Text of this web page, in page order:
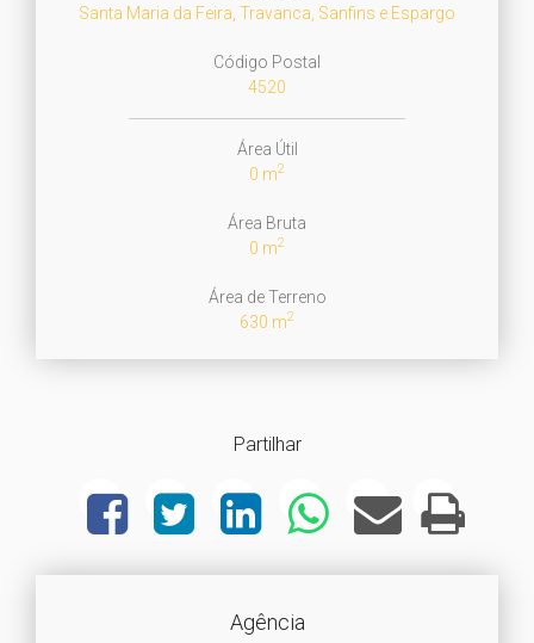
Santa Maria da Feira, Travanca, Sanfins e Espargo
Código Postal
4520
Área Útil
0 m2
Área Bruta
0 m2
Área de Terreno
630 m2
Partilhar
Agência